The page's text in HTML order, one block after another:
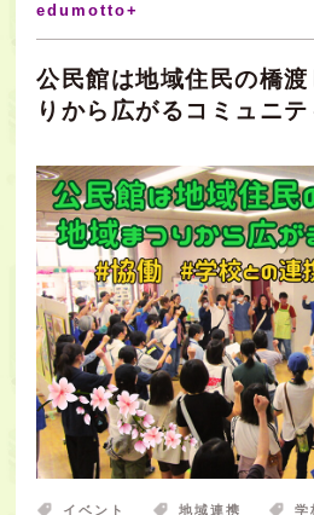
edumotto+
公民館は地域住民の橋
りから広がるコミュニテ
イベント 地域連携
学